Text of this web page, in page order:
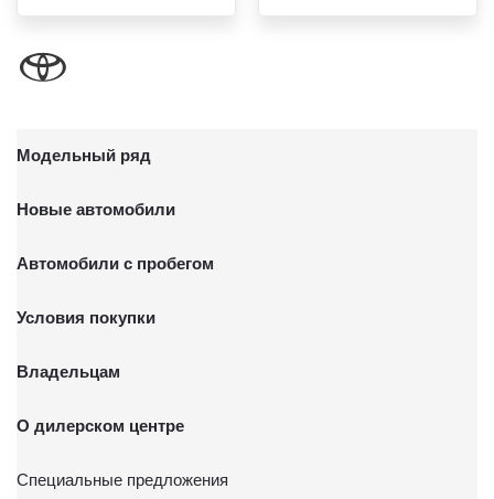
Модельный ряд
Новые автомобили
Автомобили с пробегом
Условия покупки
Владельцам
О дилерском центре
Специальные предложения